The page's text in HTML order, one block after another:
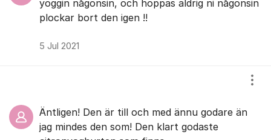
yoggin någonsin, och hoppas aldrig ni någonsin
plockar bort den igen !!
5 Jul 2021
Äntligen! Den är till och med ännu godare än
jag mindes den som! Den klart godaste